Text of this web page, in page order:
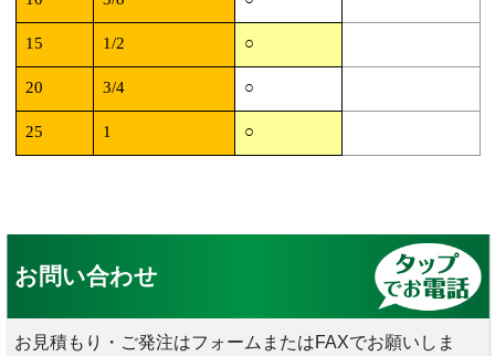
15 1/2 ○
20 3/4 ○
25 1 ○
お問い合わせ
お見積もり・ご発注はフォームまたはFAXでお願いしま